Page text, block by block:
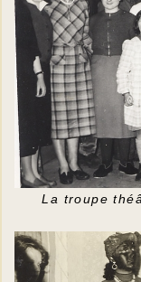
La troupe